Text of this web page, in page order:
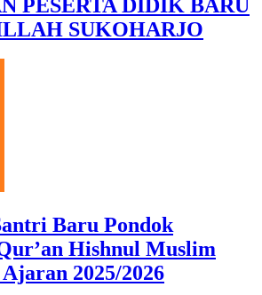
PESERTA DIDIK BARU
SUKOHARJO
Baru Pondok
Hishnul Muslim
2025/2026